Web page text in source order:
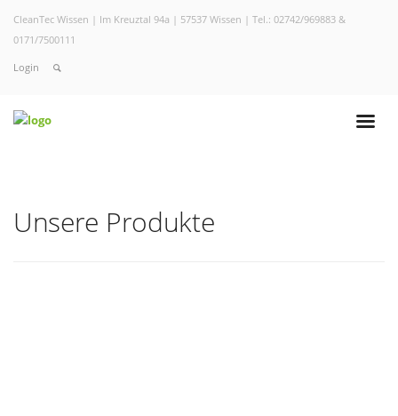
CleanTec Wissen | Im Kreuztal 94a | 57537 Wissen | Tel.: 02742/969883 &
0171/7500111
Login
Unsere Produkte